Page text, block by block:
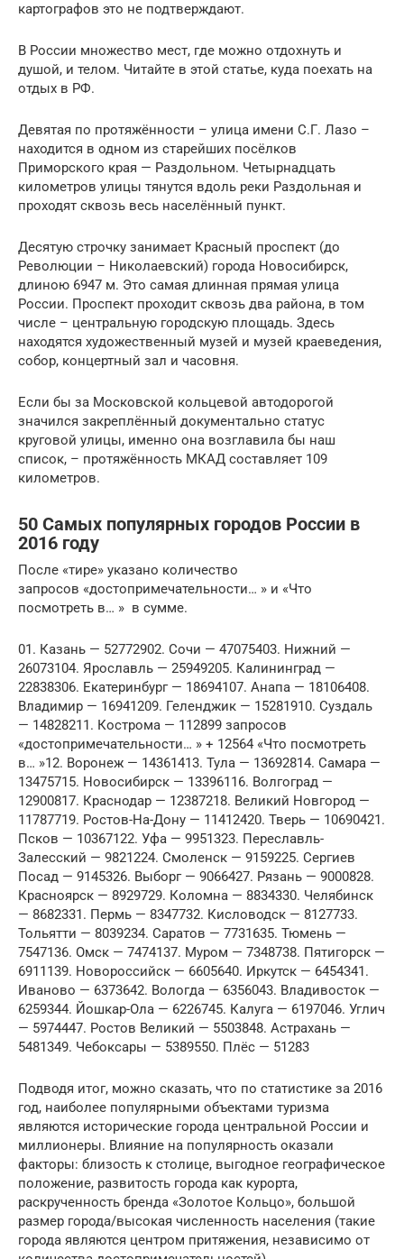
картографов это не подтверждают.
В России множество мест, где можно отдохнуть и
душой, и телом. Читайте в этой статье, куда поехать на
отдых в РФ.
Девятая по протяжённости – улица имени С.Г. Лазо –
находится в одном из старейших посёлков
Приморского края — Раздольном. Четырнадцать
километров улицы тянутся вдоль реки Раздольная и
проходят сквозь весь населённый пункт.
Десятую строчку занимает Красный проспект (до
Революции – Николаевский) города Новосибирск,
длиною 6947 м. Это самая длинная прямая улица
России. Проспект проходит сквозь два района, в том
числе – центральную городскую площадь. Здесь
находятся художественный музей и музей краеведения,
собор, концертный зал и часовня.
Если бы за Московской кольцевой автодорогой
значился закреплённый документально статус
круговой улицы, именно она возглавила бы наш
список, – протяжённость МКАД составляет 109
километров.
50 Самых популярных городов России в
2016 году
После «тире» указано количество
запросов «достопримечательности… » и «Что
посмотреть в… » в сумме.
01. Казань — 52772902. Сочи — 47075403. Нижний —
26073104. Ярославль — 25949205. Калининград —
22838306. Екатеринбург — 18694107. Анапа — 18106408.
Владимир — 16941209. Геленджик — 15281910. Суздаль
— 14828211. Кострома — 112899 запросов
«достопримечательности… » + 12564 «Что посмотреть
в… »12. Воронеж — 14361413. Тула — 13692814. Самара —
13475715. Новосибирск — 13396116. Волгоград —
12900817. Краснодар — 12387218. Великий Новгород —
11787719. Ростов-На-Дону — 11412420. Тверь — 10690421.
Псков — 10367122. Уфа — 9951323. Переславль-
Залесский — 9821224. Смоленск — 9159225. Сергиев
Посад — 9145326. Выборг — 9066427. Рязань — 9000828.
Красноярск — 8929729. Коломна — 8834330. Челябинск
— 8682331. Пермь — 8347732. Кисловодск — 8127733.
Тольятти — 8039234. Саратов — 7731635. Тюмень —
7547136. Омск — 7474137. Муром — 7348738. Пятигорск —
6911139. Новороссийск — 6605640. Иркутск — 6454341.
Иваново — 6373642. Вологда — 6356043. Владивосток —
6259344. Йошкар-Ола — 6226745. Калуга — 6197046. Углич
— 5974447. Ростов Великий — 5503848. Астрахань —
5481349. Чебоксары — 5389550. Плёс — 51283
Подводя итог, можно сказать, что по статистике за 2016
год, наиболее популярными объектами туризма
являются исторические города центральной России и
миллионеры. Влияние на популярность оказали
факторы: близость к столице, выгодное географическое
положение, развитость города как курорта,
раскрученность бренда «Золотое Кольцо», большой
размер города/высокая численность населения (такие
города являются центром притяжения, независимо от